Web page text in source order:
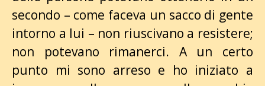
secondo – come faceva un sacco di gente
intorno a lui – non riuscivano a resistere;
non potevano rimanerci. A un certo
punto mi sono arreso e ho iniziato a